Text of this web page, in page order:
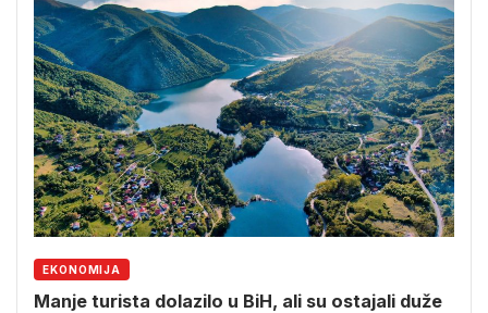
EKONOMIJA
Manje turista dolazilo u BiH, ali su ostajali duže